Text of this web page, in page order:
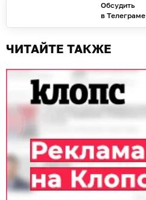
Обсудить
в Телеграме
ЧИТАЙТЕ ТАКЖЕ